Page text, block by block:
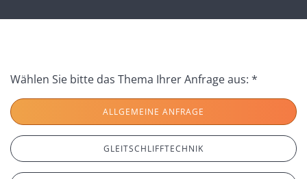
Wählen Sie bitte das Thema Ihrer Anfrage aus: *
ALLGEMEINE ANFRAGE
GLEITSCHLIFFTECHNIK